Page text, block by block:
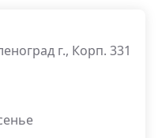
г., Корп. 331